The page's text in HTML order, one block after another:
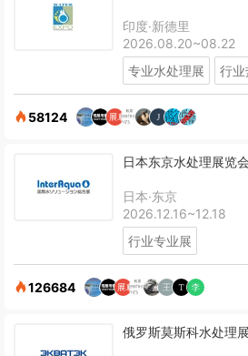
印度·新德里
2026.08.20~08.22
专业水处理展
行业
58124
日本东京水处理展览会
日本·东京
2026.12.16~12.18
行业专业展
126684
俄罗斯莫斯科水处理